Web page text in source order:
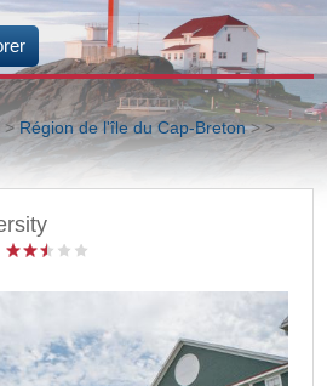
>Région de l'île du Cap-Breton>>